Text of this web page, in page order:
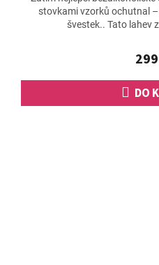
5
DO
stovkami vzorků ochutnal
švestek.. Tato lahev